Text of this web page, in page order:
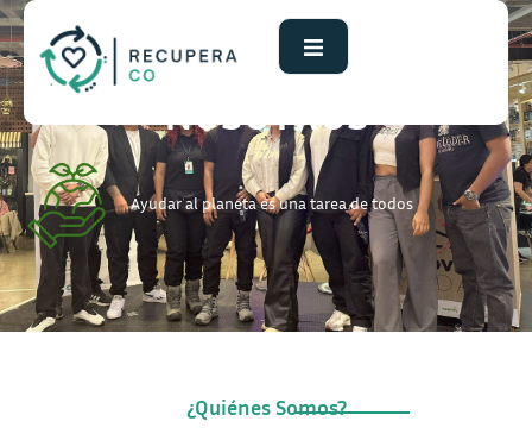
NOSOTROS
Ayudar al planeta es una tarea de todos
¿Quiénes Somos?